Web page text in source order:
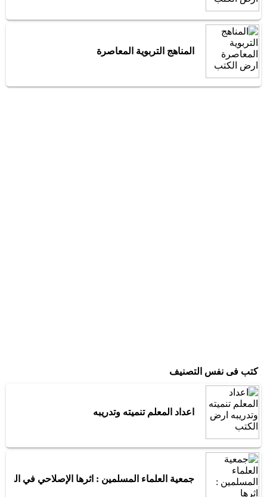
المناهج التربوية المعاصرة
كتب فى نفس التصنيف
اعداد المعلم تنميته وتدريبه
جمعية العلماء المسلمين : اثرها الإصلاحي في